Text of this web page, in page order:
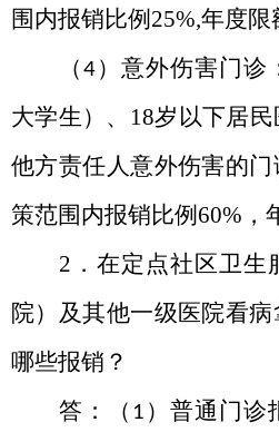
围内报销比例 25%,年度限
（4）意外伤害门诊
大学生）、 18岁以下居
他方责任人意外伤害的
策范围内报销比例 60% ，
2．在定点社区卫生
院）及其他一级医院看
哪些报销？
答：（ 1 ）普通门诊